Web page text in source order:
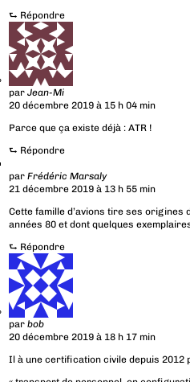
⮑ Répondre
parJean-Mi
20 décembre 2019 à 15 h 04 min
Parce que ça existe déjà : ATR !
⮑ Répondre
parFrédéric Marsaly
21 décembre 2019 à 13 h 55 min
Cette famille d’avions tire ses origines
années 80 et dont quelques
⮑ Répondre
parbob
20 décembre 2019 à 18 h 17 min
Il à une certification civile depuis 2012